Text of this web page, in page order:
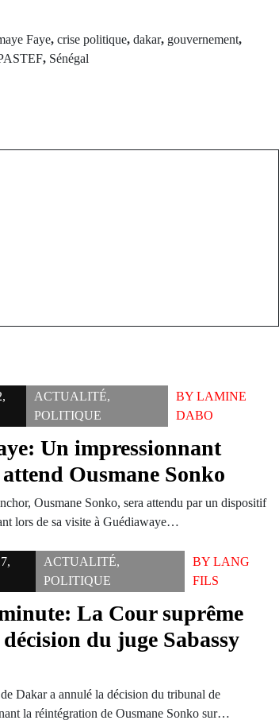
Faye, crise politique, dakar, gouvernement,
, Sénégal
ACTUALITÉ,
POLITIQUE
BY LAMINE
DABO
Un impressionnant
Ousmane Sonko
Ousmane Sonko, sera attendu par un dispositif
lors de sa visite à Guédiawaye…
ACTUALITÉ,
POLITIQUE
BYLANG
FILS
La Cour suprême
du juge Sabassy
Dakar a annulé la décision du tribunal de
la réintégration de Ousmane Sonko sur…